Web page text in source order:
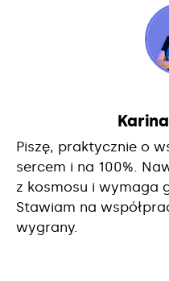
Piszę, praktycznie o
sercem i na 100%.
z kosmosu i wymaga
Stawiam na
wygrany.